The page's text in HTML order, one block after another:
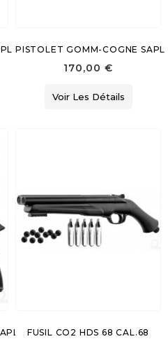
GC27 CAL.12/50
PISTOLET GOMM-COGNE
170,00 €
Voir Les Détails
GC54 CAL.12/50
FUSIL CO2 HDS 68 CAL.68